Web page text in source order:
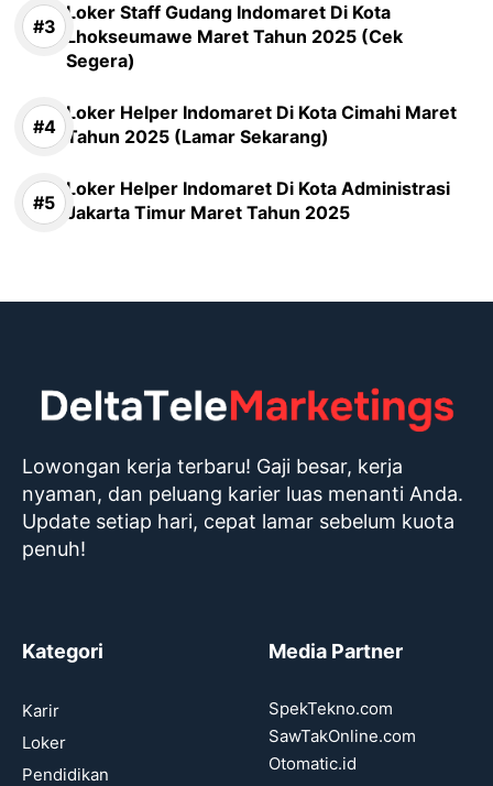
Loker Staff Gudang Indomaret Di Kota
Lhokseumawe Maret Tahun 2025 (Cek
Segera)
Loker Helper Indomaret Di Kota Cimahi Maret
Tahun 2025 (Lamar Sekarang)
Loker Helper Indomaret Di Kota Administrasi
Jakarta Timur Maret Tahun 2025
Lowongan kerja terbaru! Gaji besar, kerja
nyaman, dan peluang karier luas menanti Anda.
Update setiap hari, cepat lamar sebelum kuota
penuh!
Kategori
Karir
Loker
Pendidikan
Media Partner
SpekTekno.com
SawTakOnline.com
Otomatic.id